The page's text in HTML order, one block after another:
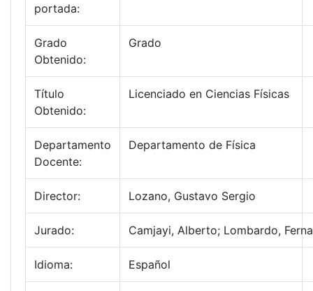
portada:
Grado
Obtenido:
Grado
Título
Obtenido:
Licenciado en Ciencias Físicas
Departamento
Docente:
Departamento de Física
Director: Lozano, Gustavo Sergio
Jurado: Camjayi, Alberto; Lombardo,
Idioma: Español